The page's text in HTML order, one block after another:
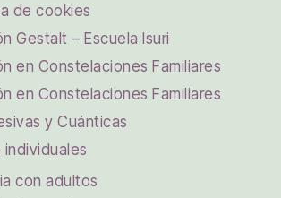
de cookies
Gestalt – Escuela Isuri
en Constelaciones Familiares
en Constelaciones Familiares
y Cuánticas
individuales
con adultos